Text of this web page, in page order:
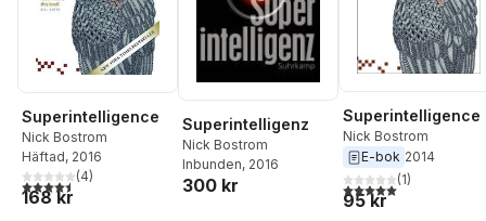
Superintelligence
Nick Bostrom
Häftad, 2016
4,5utav 5 stjärnor. Totalt antal röster:
(4)
168 kr
Superintelligenz
Nick Bostrom
Inbunden, 2016
300 kr
Superintelligence
Nick Bostrom
E-bok 2014
5,0utav 5 stjärnor.
(1)
95 kr